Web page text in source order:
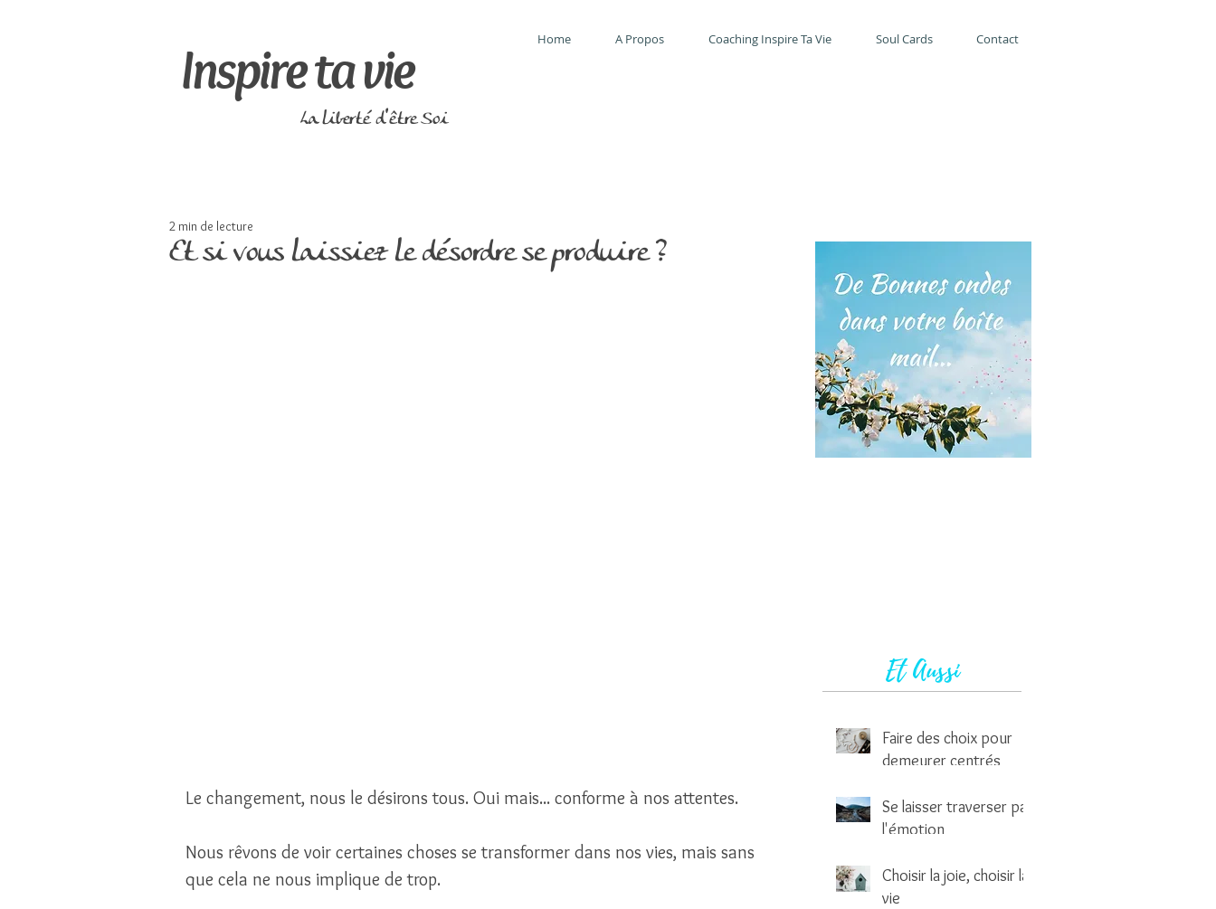
Home A Propos Coaching Inspire Ta Vie Soul Cards Contact
Inspire ta vie
La liberté d'être Soi
Et si vous laissiez le désordre se produire ?
2 min de lecture
Le changement, nous le désirons tous. Oui mais... conforme à nos attentes.
Nous rêvons de voir certaines choses se transformer dans nos vies, mais sans
que cela ne nous implique de trop.
Et Aussi
Faire des choix pour
demeurer centrés
Se laisser traverser par
l'émotion
Choisir la joie, choisir la
vie